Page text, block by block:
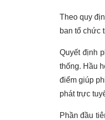
Theo quy
ban tổ chức
Quyết định
thống. Hầu
điểm giúp
phát trực
Phần đầu